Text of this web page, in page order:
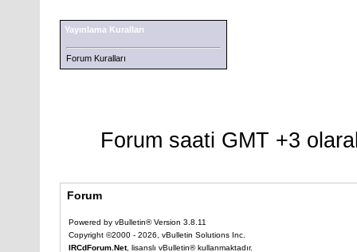
Yayınlama Kuralları
Forum Kuralları
Forum saati GMT +3
Forum
Powered by vBulletin® Version 3.8.11
Copyright ©2000 - 2026, vBulletin Solutions Inc.
IRCdForum.Net, lisanslı vBulletin® kullanmaktadır.